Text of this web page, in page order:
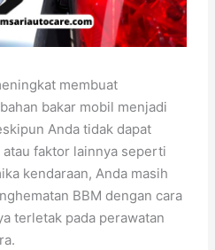
membuat
bakar mobil menjadi
Anda tidak dapat
faktor lainnya seperti
kendaraan, Anda masih
BBM dengan cara
terletak pada perawatan